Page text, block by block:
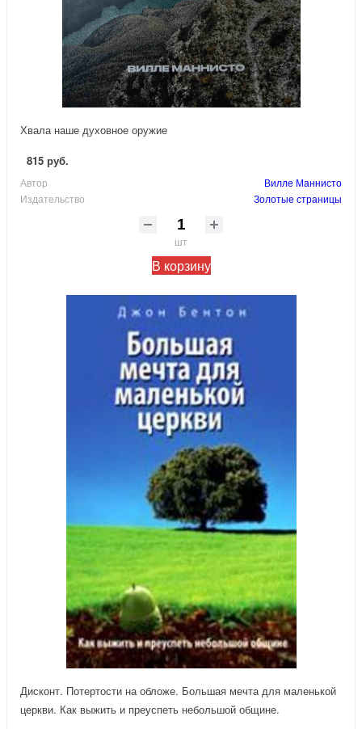
Хвала наше духовное оружие
815 руб.
Автор
Вилле Маннисто
Издательство
Золотые страницы
шт
В корзину
Дисконт. Потертости на обложе. Большая мечта для маленькой
церкви. Как выжить и преуспеть небольшой общине.